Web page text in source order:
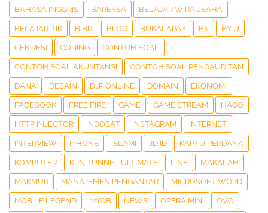
BAHASA INGGRIS BAREKSA BELAJAR WIRAUSAHA
BELAJAR-TIK BIBIT BLOG BUKALAPAK BY BY U
CEK RESI CODING CONTOH SOAL
CONTOH SOAL AKUNTANSI CONTOH SOAL PENGAUDITAN
DANA DESAIN DJP ONLINE DOMAIN EKONOMI
FACEBOOK FREE FIRE GAME GAME STREAM HAGO
HTTP INJECTOR INDOSAT INSTAGRAM INTERNET
INTERVIEW IPHONE ISLAMI JD ID KARTU PERDANA
KOMPUTER KPN TUNNEL ULTIMATE LINE MAKALAH
MAKMUR MANAJEMEN PENGANTAR MICROSOFT WORD
MOBILE LEGEND MYOB NEWS OPERA MINI OVO